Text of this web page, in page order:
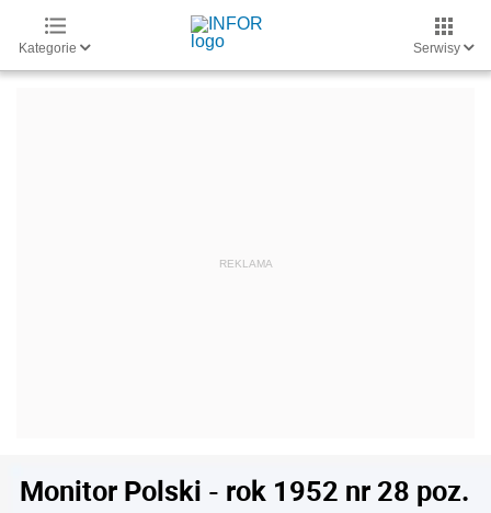
Kategorie Serwisy
Monitor Polski - rok 1952 nr 28 poz.